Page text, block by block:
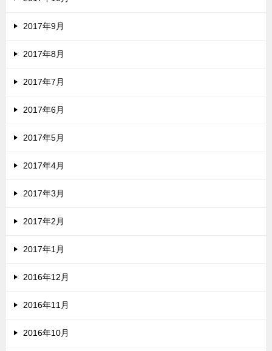
2017年9月
2017年8月
2017年7月
2017年6月
2017年5月
2017年4月
2017年3月
2017年2月
2017年1月
2016年12月
2016年11月
2016年10月